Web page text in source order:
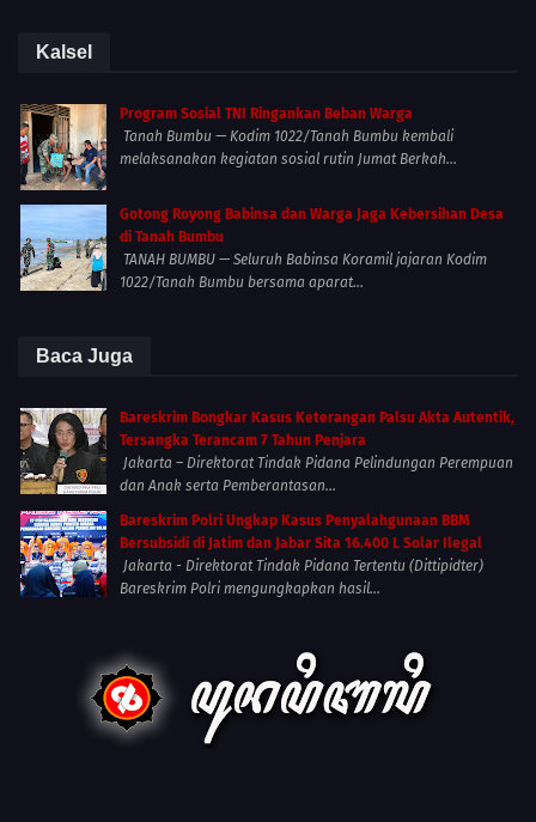
Kalsel
Program Sosial TNI Ringankan Beban Warga
Tanah Bumbu — Kodim 1022/Tanah Bumbu kembali
melaksanakan kegiatan sosial rutin Jumat Berkah...
Gotong Royong Babinsa dan Warga Jaga Kebersihan Desa
di Tanah Bumbu
TANAH BUMBU — Seluruh Babinsa Koramil jajaran Kodim
1022/Tanah Bumbu bersama aparat...
Baca Juga
Bareskrim Bongkar Kasus Keterangan Palsu Akta Autentik,
Tersangka Terancam 7 Tahun Penjara
Jakarta – Direktorat Tindak Pidana Pelindungan Perempuan
dan Anak serta Pemberantasan...
Bareskrim Polri Ungkap Kasus Penyalahgunaan BBM
Bersubsidi di Jatim dan Jabar Sita 16.400 L Solar Ilegal
Jakarta - Direktorat Tindak Pidana Tertentu (Dittipidter)
Bareskrim Polri mengungkapkan hasil...